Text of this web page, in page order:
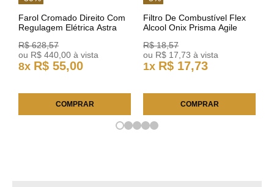
Farol Cromado Direito Com
Regulagem Elétrica Astra
R$ 628,57
ou R$ 440 00 à vista
8x R$ 55,00
COMPRAR
Filtro De Combustível Flex
Alcool Onix Prisma Agile
25FC0225 ACDelco
R$ 18,57
ou R$ 17 73 à vista
1x R$ 17,73
COMPRAR